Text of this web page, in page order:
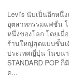
Levi’s นับเป็นอีกห
อุตสาหกรรมแฟชั่น
หนึ่งของโลก โดยเมื่
ร้านใหญ่สุดแบบชั้นเ
ประเทศญี่ปุ่น ในขนา
STANDARD POP
ค...